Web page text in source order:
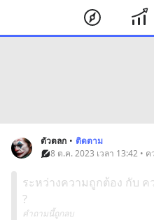
ตัวตลก • ติดตาม
8 ต.ค. 2023 เวลา 13:42 •
ระหว่างความถูกต้อง กับ
?
คำถามนี้ถูกลบ